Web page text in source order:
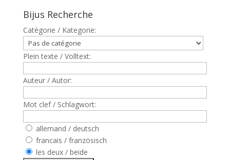
Bijus Recherche
Catègorie / Kategorie:
Plein texte / Volltext:
Auteur / Autor:
Mot clef / Schlagwort:
allemand / deutsch
francais / französisch
les deux / beide